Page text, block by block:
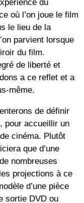
du
où l’on joue le film
le lieu de la
parvient lorsque
du film.
de liberté et
a ce reflet et a
même.
de définir
pour accueillir un
cinéma. Plutôt
que d’une
nombreuses
projections à ce
d’une pièce
sortie DVD ou